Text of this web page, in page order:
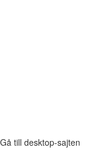
Gå till desktop-sajten